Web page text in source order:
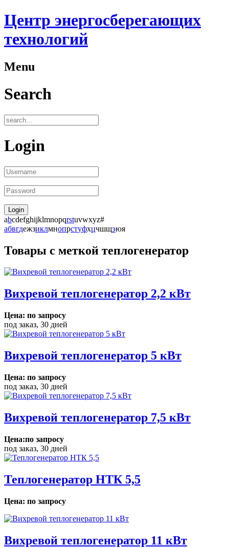
Центр энергосберегающих
технологий
Menu
Search
Login
abcdefghijklmnopqrstuvwxyz#
абвгдежзиклмнопрстуфхцчшщэюя
Товары с меткой теплогенератор
Вихревой теплогенератор 2,2 кВт
Цена: по запросу
под заказ, 30 дней
Вихревой теплогенератор 5 кВт
Цена: по запросу
под заказ, 30 дней
Вихревой теплогенератор 7,5 кВт
Цена:по запросу
под заказ, 30 дней
Теплогенератор НТК 5,5
Цена: по запросу
Вихревой теплогенератор 11 кВт